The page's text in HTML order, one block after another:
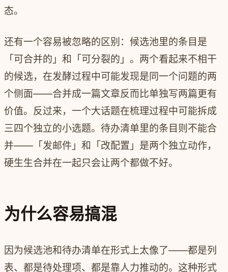
态。
还有一个容易被忽略的区别：候选池里的条目是
「可合并的」和「可分裂的」。两个看起来不相干
的候选，在发酵过程中可能发现是同一个问题的两
个侧面——合并成一篇文章反而比单独写两篇更有
价值。反过来，一个大话题在梳理过程中可能拆成
三四个独立的小选题。待办清单里的条目则不能合
并——「发邮件」和「改配置」是两个独立动作，
硬生生合并在一起只会让两个都做不好。
为什么容易搞混
因为候选池和待办清单在形式上太像了——都是列
表、都是待处理项、都是靠人力推动的。这种形式